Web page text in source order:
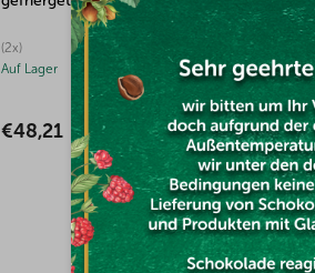
(2x)
Auf Lager
€48,21